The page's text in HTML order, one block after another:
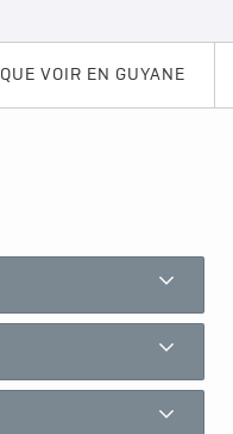
QUE VOIR EN GUYANE